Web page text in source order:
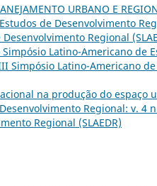
URBANO E
de Desenvolvimento
Regional
Latino-Americano de
Simpósio Latino-Americano
na produção do espaço
Regional: v. 4
Regional (SLAEDR)